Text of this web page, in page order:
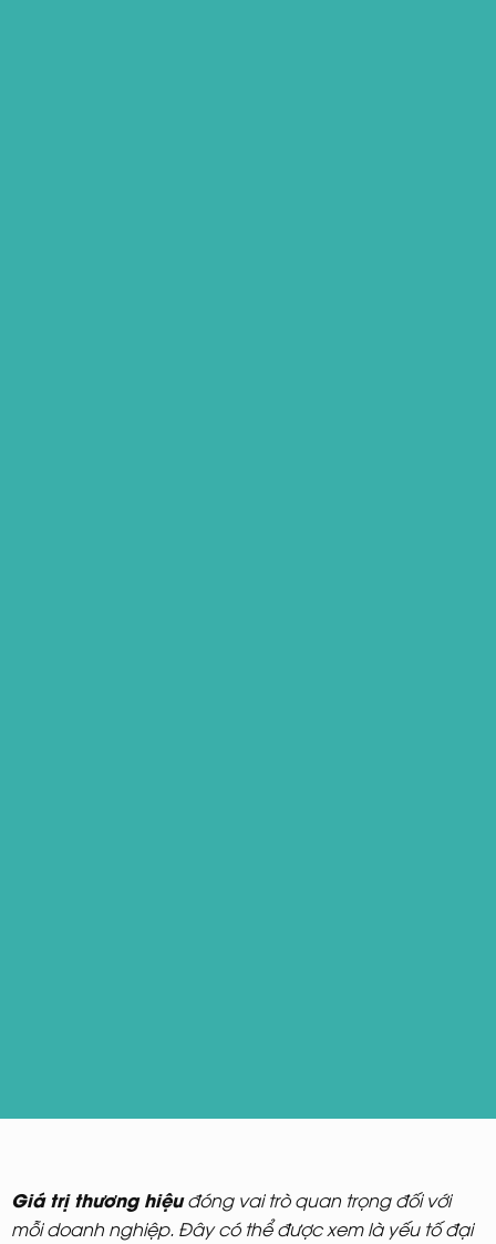
Giá trị thương hiệuđóng vai trò quan trọng đối với
mỗi doanh nghiệp. Đây có thể được xem là yếu tố đại